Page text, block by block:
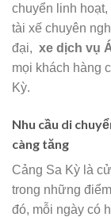
chuyển linh
tài xế chuyên
đại, xe dịch vụ
mọi khách hàng
Kỳ.
Nhu cầu di
càng tăng
Cảng Sa Kỳ là
trong những
đó, mỗi ngày có